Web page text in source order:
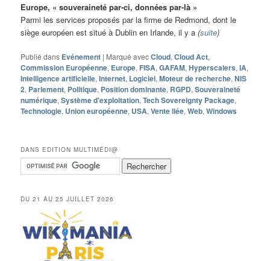
Europe, « souveraineté par-ci, données par-là »
Parmi les services proposés par la firme de Redmond, dont le
siège européen est situé à Dublin en Irlande, il y a(suite)
Publié dans Evénement | Marqué avecCloud,Cloud Act,
Commission Européenne, Europe, FISA,GAFAM,Hyperscalers,IA,
Intelligence artificielle,Internet, Logiciel,Moteur de recherche,NIS
2, Parlement, Politique, Position dominante, RGPD,Souveraineté
numérique,Système d'exploitation,Tech Sovereignty Package,
Technologie, Union européenne, USA,Vente liée,Web,Windows
DANS EDITION MULTIMÉDI@
DU 21 AU 25 JUILLET 2026